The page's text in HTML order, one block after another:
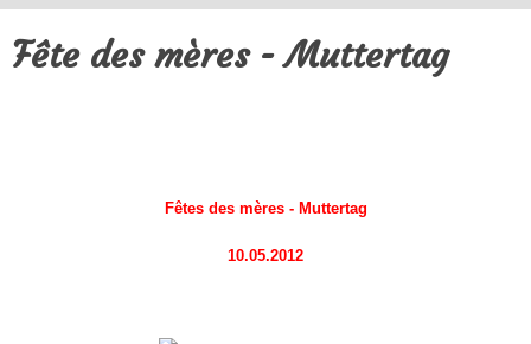
Fête des mères - Muttertag
Fêtes des mères - Muttertag
10.05.2012